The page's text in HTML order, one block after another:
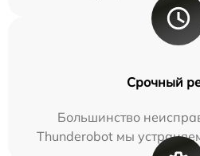
Срочный
Большинство
Thunderobot мы